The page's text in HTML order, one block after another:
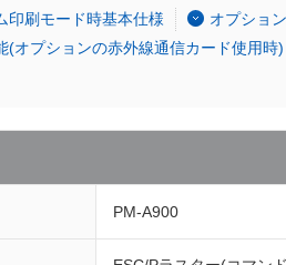
刷モード時基本仕様
オプション
(オプションの赤外線通信カード使用時)
PM-A900